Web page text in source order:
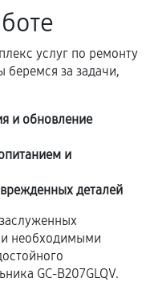
вмешательство
если иное не
гарантийного
указано в
услуг по ремонту
беремся за задачи,
и обновление
и
деталей
необходимыми
GC-B207GLQV.